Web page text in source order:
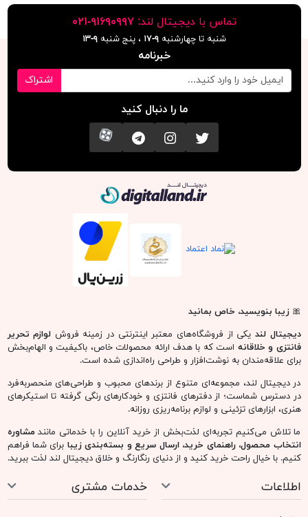
تماس با دیجیتال لند:٩١۶٩٠٩٩٧-٠٢١
شنبه تا چهارشنبه۹-۱۷ ، پنج شنبه۹-١٣
خبرنامه
اشتراک
ما را دنبال کنید
تویتر اینستاگرامکانال تلگرام
آپارات
🎀زیبا بنویسید، خاص بمانید
دیجیتال لند یکی از فروشگاه‌های معتبر اینترنتی در زمینه فروش لوازم تحریر
فانتزی و خلاقانه است که با هدف ارائه محصولات خاص، باکیفیت و الهام‌بخش
برای علاقه‌مندان به نوشت‌افزار و طراحی راه‌اندازی شده است.
در دیجیتال لند، مجموعه‌ای متنوع از برندهای محبوب و طراحی‌های منحصربه‌فرد
در دسترس شماست؛ از دفترهای فانتزی و خودکارهای رنگی گرفته تا استیکرهای
هنری، ابزارهای تزئینی و لوازم برنامه‌ریزی روزانه.
ما تلاش می‌کنیم تجربه‌ای لذت‌بخش از خرید آنلاین را با خدماتی مانندمشاوره
انتخاب محصول، راهنمای خرید، ارسال سریع و بسته‌بندی زیبا برای شما فراهم
کنیم. با خیال راحت خرید کنید و از دنیای رنگارنگ و خلاق دیجیتال لند لذت ببرید.
اطلاعات خدمات مشتری